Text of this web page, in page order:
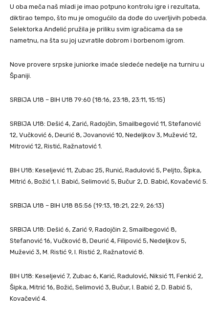
U oba meča naš mladi je imao potpuno kontrolu igre i rezultata,
diktirao tempo, što mu je omogućilo da dođe do uverljivih pobeda.
Selektorka Anđelić pružila je priliku svim igračicama da se
nametnu, na šta su joj uzvratile dobrom i borbenom igrom.
Nove provere srpske juniorke imaće sledeće nedelje na turniru u
Španiji.
SRBIJA U18 – BIH U18 79:60 (18:16, 23:18, 23:11, 15:15)
SRBIJA U18: Dešić 4, Zarić, Radojčin, Smailbegović 11, Stefanović
12, Vučković 6, Deurić 8, Jovanović 10, Nedeljkov 3, Mužević 12,
Mitrović 12, Ristić, Ražnatović 1.
BIH U18: Keseljević 11, Zubac 25, Runić, Radulović 5, Peljto, Šipka,
Mitrić 6, Božić 1, I. Babić, Selimović 5, Bučur 2, D. Babić, Kovačević 5.
SRBIJA U18 – BIH U18 85:56 (19:13, 18:21, 22:9, 26:13)
SRBIJA U18: Dešić 6, Zarić 9, Radojčin 2, Smailbegović 8,
Stefanović 16, Vučković 8, Deurić 4, Filipović 5, Nedeljkov 5,
Mužević 3, M. Ristić 9, I. Ristić 2, Ražnatović 8.
BIH U18: Keseljević 7, Zubac 6, Karić, Radulović, Niksić 11, Fenkić 2,
Šipka, Mitrić 16, Božić, Selimović 3, Bučur, I. Babić 2, D. Babić 5,
Kovačević 4.